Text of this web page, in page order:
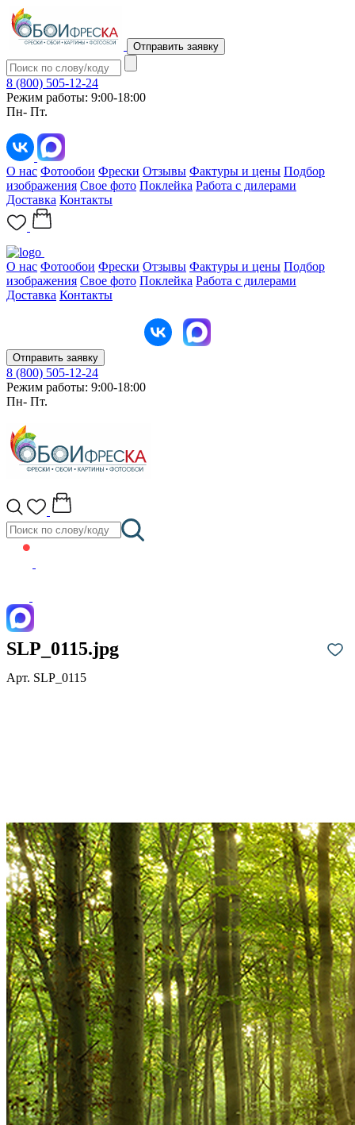
Отправить заявку
8 (800) 505-12-24
Режим работы: 9:00-18:00
Пн- Пт.
О нас Фотообои Фрески Отзывы Фактуры и цены Подбор
изображения Свое фото Поклейка Работа с дилерами
Доставка Контакты
О нас Фотообои Фрески Отзывы Фактуры и цены Подбор
изображения Свое фото Поклейка Работа с дилерами
Доставка Контакты
Отправить заявку
8 (800) 505-12-24
Режим работы: 9:00-18:00
Пн- Пт.
SLP_0115.jpg
Арт. SLP_0115